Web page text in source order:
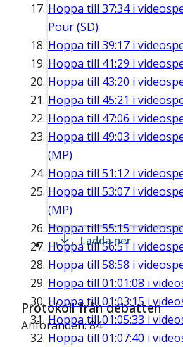
Hoppa till 37:34i
Pour (SD)
Hoppa till 39:17 i
Hoppa till 41:29 i
Hoppa till 43:20 i
Hoppa till 45:21 i
Hoppa till 47:06 i
Hoppa till 49:03 i
(MP)
Hoppa till 51:12 i
Hoppa till 53:07 i
(MP)
Hoppa till55:15i
Hoppa till56:51 i
Hoppa till 58:58 i
Hoppa till 01:01:08 i
Hoppa till 01:03:15 i
Hoppa till01:05:33 i
Hoppa till 01:07:40 i
Ladda ner
Protokoll från debatten
Anföranden: 84